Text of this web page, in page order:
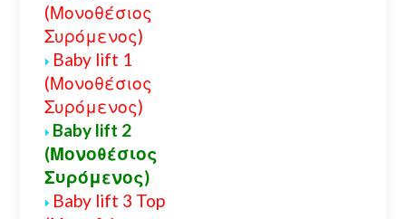
(Μονοθέσιος
Συρόμενος)
Baby lift 1
(Μονοθέσιος
Συρόμενος)
Baby lift 2
(Μονοθέσιος
Συρόμενος)
Baby lift 3 Top